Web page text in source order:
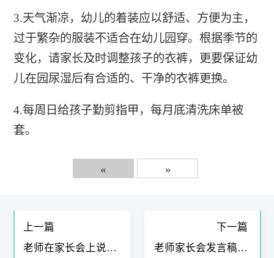
3.天气渐凉，幼儿的着装应以舒适、方便为主，
过于繁杂的服装不适合在幼儿园穿。根据季节的
变化，请家长及时调整孩子的衣裤，更要保证幼
儿在园尿湿后有合适的、干净的衣裤更换。
4.每周日给孩子勤剪指甲，每月底清洗床单被
套。
« »
上一篇
老师在家长会上说什
下一篇
老师家长会发言稿简